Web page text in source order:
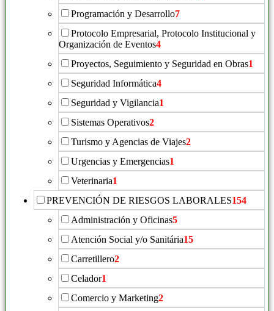
Programación y Desarrollo7
Protocolo Empresarial, Protocolo Institucional y
Organización de Eventos4
Proyectos, Seguimiento y Seguridad en Obras1
Seguridad Informática4
Seguridad y Vigilancia1
Sistemas Operativos2
Turismo y Agencias de Viajes2
Urgencias y Emergencias1
Veterinaria1
PREVENCIÓN DE RIESGOS LABORALES154
Administración y Oficinas5
Atención Social y/o Sanitária15
Carretillero2
Celador1
Comercio y Marketing2